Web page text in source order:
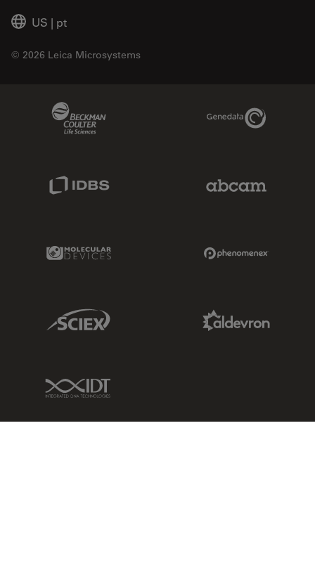
US | pt
© 2026 Leica Microsystems
Genedata Link
Molecular Devices Link
Sciex Link
IDT Link